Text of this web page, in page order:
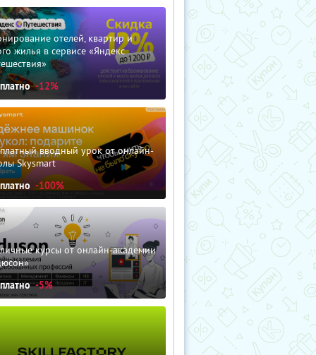
отелей, квартир и
жилья в сервисе «Яндекс
-12%
вводный урок от онлайн-
Skysmart
-100%
курсы от онлайн-академии
-5%